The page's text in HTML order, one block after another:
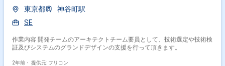
東京都
神谷町駅
SE
作業内容 開発チームのアーキテクトチーム要員として、技術選定や技術検
証及びシステムのグランドデザインの支援を行って頂きます。
2年前・ 提供元: フリコン